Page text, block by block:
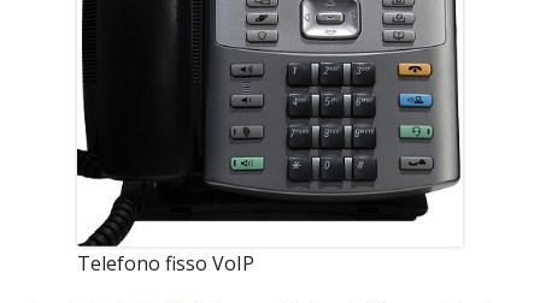
Telefono fisso VoIP